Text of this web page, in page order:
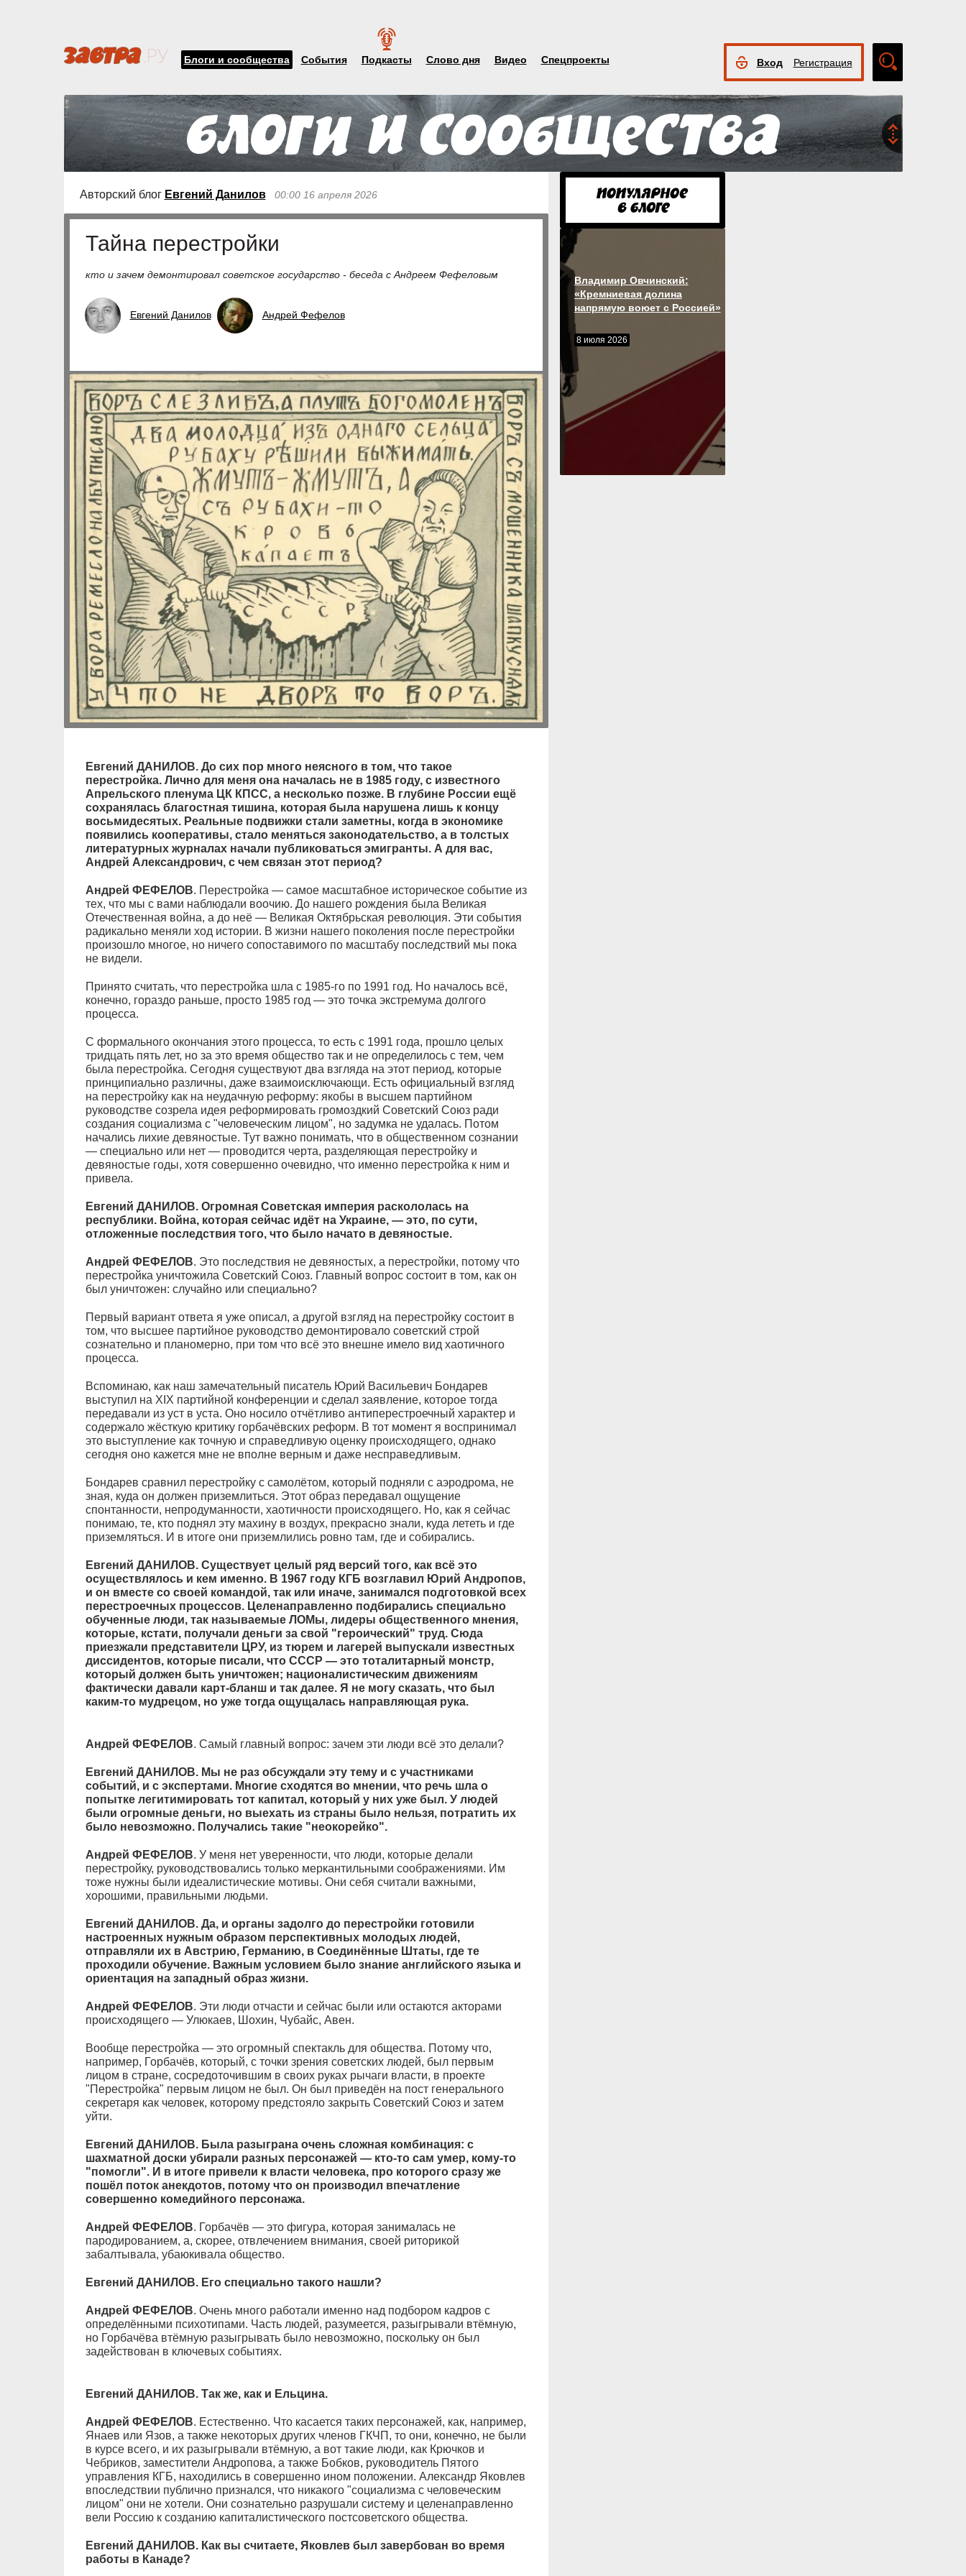
Блоги и сообщества События Подкасты Слово дня Видео Спецпроекты Вход Регистрация
поиск
Авторский блог Евгений Данилов 00:00 16 апреля 2026
Тайна перестройки
кто и зачем демонтировал советское государство - беседа с Андреем Фефеловым
Евгений Данилов Андрей Фефелов
Евгений ДАНИЛОВ. До сих пор много неясного в том, что такое
перестройка. Лично для меня она началась не в 1985 году, с известного
Апрельского пленума ЦК КПСС, а несколько позже. В глубине России ещё
сохранялась благостная тишина, которая была нарушена лишь к концу
восьмидесятых. Реальные подвижки стали заметны, когда в экономике
появились кооперативы, стало меняться законодательство, а в толстых
литературных журналах начали публиковаться эмигранты. А для вас,
Андрей Александрович, с чем связан этот период?
Андрей ФЕФЕЛОВ. Перестройка — самое масштабное историческое событие из
тех, что мы с вами наблюдали воочию. До нашего рождения была Великая
Отечественная война, а до неё — Великая Октябрьская революция. Эти события
радикально меняли ход истории. В жизни нашего поколения после перестройки
произошло многое, но ничего сопоставимого по масштабу последствий мы пока
не видели.
Принято считать, что перестройка шла с 1985-го по 1991 год. Но началось всё,
конечно, гораздо раньше, просто 1985 год — это точка экстремума долгого
процесса.
С формального окончания этого процесса, то есть с 1991 года, прошло целых
тридцать пять лет, но за это время общество так и не определилось с тем, чем
была перестройка. Сегодня существуют два взгляда на этот период, которые
принципиально различны, даже взаимоисключающи. Есть официальный взгляд
на перестройку как на неудачную реформу: якобы в высшем партийном
руководстве созрела идея реформировать громоздкий Советский Союз ради
создания социализма с "человеческим лицом", но задумка не удалась. Потом
начались лихие девяностые. Тут важно понимать, что в общественном сознании
— специально или нет — проводится черта, разделяющая перестройку и
девяностые годы, хотя совершенно очевидно, что именно перестройка к ним и
привела.
Евгений ДАНИЛОВ. Огромная Советская империя раскололась на
республики. Война, которая сейчас идёт на Украине, — это, по сути,
отложенные последствия того, что было начато в девяностые.
Андрей ФЕФЕЛОВ. Это последствия не девяностых, а перестройки, потому что
перестройка уничтожила Советский Союз. Главный вопрос состоит в том, как он
был уничтожен: случайно или специально?
Первый вариант ответа я уже описал, а другой взгляд на перестройку состоит в
том, что высшее партийное руководство демонтировало советский строй
сознательно и планомерно, при том что всё это внешне имело вид хаотичного
процесса.
Вспоминаю, как наш замечательный писатель Юрий Васильевич Бондарев
выступил на XIX партийной конференции и сделал заявление, которое тогда
передавали из уст в уста. Оно носило отчётливо антиперестроечный характер и
содержало жёсткую критику горбачёвских реформ. В тот момент я воспринимал
это выступление как точную и справедливую оценку происходящего, однако
сегодня оно кажется мне не вполне верным и даже несправедливым.
Бондарев сравнил перестройку с самолётом, который подняли с аэродрома, не
зная, куда он должен приземлиться. Этот образ передавал ощущение
спонтанности, непродуманности, хаотичности происходящего. Но, как я сейчас
понимаю, те, кто поднял эту махину в воздух, прекрасно знали, куда лететь и где
приземляться. И в итоге они приземлились ровно там, где и собирались.
Евгений ДАНИЛОВ. Существует целый ряд версий того, как всё это
осуществлялось и кем именно. В 1967 году КГБ возглавил Юрий Андропов,
и он вместе со своей командой, так или иначе, занимался подготовкой всех
перестроечных процессов. Целенаправленно подбирались специально
обученные люди, так называемые ЛОМы, лидеры общественного мнения,
которые, кстати, получали деньги за свой "героический" труд. Сюда
приезжали представители ЦРУ, из тюрем и лагерей выпускали известных
диссидентов, которые писали, что СССР — это тоталитарный монстр,
который должен быть уничтожен; националистическим движениям
фактически давали карт-бланш и так далее. Я не могу сказать, что был
каким-то мудрецом, но уже тогда ощущалась направляющая рука.
Андрей ФЕФЕЛОВ. Самый главный вопрос: зачем эти люди всё это делали?
Евгений ДАНИЛОВ. Мы не раз обсуждали эту тему и с участниками
событий, и с экспертами. Многие сходятся во мнении, что речь шла о
попытке легитимировать тот капитал, который у них уже был. У людей
были огромные деньги, но выехать из страны было нельзя, потратить их
было невозможно. Получались такие "неокорейко".
Андрей ФЕФЕЛОВ. У меня нет уверенности, что люди, которые делали
перестройку, руководствовались только меркантильными соображениями. Им
тоже нужны были идеалистические мотивы. Они себя считали важными,
хорошими, правильными людьми.
Евгений ДАНИЛОВ. Да, и органы задолго до перестройки готовили
настроенных нужным образом перспективных молодых людей,
отправляли их в Австрию, Германию, в Соединённые Штаты, где те
проходили обучение. Важным условием было знание английского языка и
ориентация на западный образ жизни.
Андрей ФЕФЕЛОВ. Эти люди отчасти и сейчас были или остаются акторами
происходящего — Улюкаев, Шохин, Чубайс, Авен.
Вообще перестройка — это огромный спектакль для общества. Потому что,
например, Горбачёв, который, с точки зрения советских людей, был первым
лицом в стране, сосредоточившим в своих руках рычаги власти, в проекте
"Перестройка" первым лицом не был. Он был приведён на пост генерального
секретаря как человек, которому предстояло закрыть Советский Союз и затем
уйти.
Евгений ДАНИЛОВ. Была разыграна очень сложная комбинация: с
шахматной доски убирали разных персонажей — кто-то сам умер, кому-то
"помогли". И в итоге привели к власти человека, про которого сразу же
пошёл поток анекдотов, потому что он производил впечатление
совершенно комедийного персонажа.
Андрей ФЕФЕЛОВ. Горбачёв — это фигура, которая занималась не
пародированием, а, скорее, отвлечением внимания, своей риторикой
забалтывала, убаюкивала общество.
Евгений ДАНИЛОВ. Его специально такого нашли?
Андрей ФЕФЕЛОВ. Очень много работали именно над подбором кадров с
определёнными психотипами. Часть людей, разумеется, разыгрывали втёмную,
но Горбачёва втёмную разыгрывать было невозможно, поскольку он был
задействован в ключевых событиях.
Евгений ДАНИЛОВ. Так же, как и Ельцина.
Андрей ФЕФЕЛОВ. Естественно. Что касается таких персонажей, как, например,
Янаев или Язов, а также некоторых других членов ГКЧП, то они, конечно, не были
в курсе всего, и их разыгрывали втёмную, а вот такие люди, как Крючков и
Чебриков, заместители Андропова, а также Бобков, руководитель Пятого
управления КГБ, находились в совершенно ином положении. Александр Яковлев
впоследствии публично признался, что никакого "социализма с человеческим
лицом" они не хотели. Они сознательно разрушали систему и целенаправленно
вели Россию к созданию капиталистического постсоветского общества.
Евгений ДАНИЛОВ. Как вы считаете, Яковлев был завербован во время
работы в Канаде?
Владимир Овчинский:
«Кремниевая долина
напрямую воюет с Россией»
8 июля 2026